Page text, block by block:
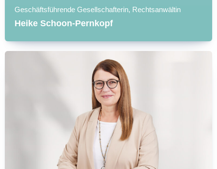
Geschäftsführende Gesellschafterin, Rechtsanwältin
Heike Schoon-Pernkopf